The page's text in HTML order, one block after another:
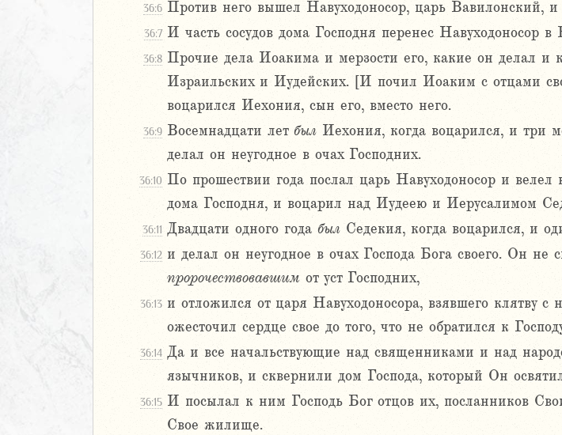
36:6 Против него вышел Навуходоносор, царь Вавилонский, и
36:7 И часть сосудов дома Господня перенес
36:8 Прочие дела Иоакима и мерзости его, какие он делал
Израильских и Иудейских. [И почил Иоаким с отцами
воцарился Иехония, сын его, вместо него.
36:9 Восемнадцати лет был Иехония, когда воцарился, и три
делал он неугодное в очах Господних.
36:10 По прошествии года послал царь Навуходоносор и
дома Господня, и воцарил над Иудеею и Иерусалимом
36:11 Двадцати одного года был Седекия, когда воцарился, и
36:12 и делал он неугодное в очах Господа Бога своего. Он
пророчествовавшим от уст Господних,
36:13 и отложился от царя Навуходоносора, взявшего клятву с
ожесточил сердце свое до того, что не обратился к
36:14 Да и все начальствующие над священниками и над
язычников, и сквернили дом Господа, который Он
36:15 И посылал к ним Господь Бог отцов их, посланников
Свое жилище.